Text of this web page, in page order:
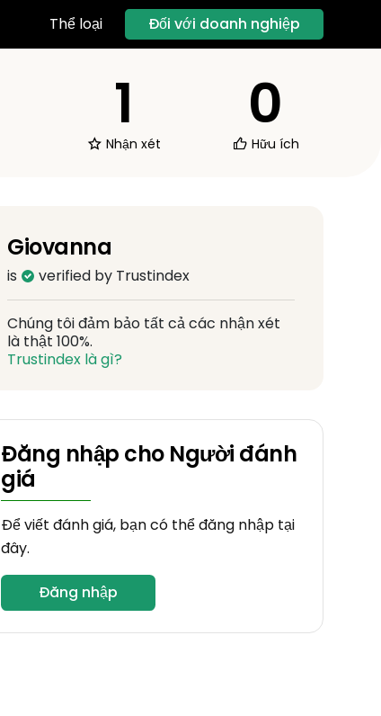
Thể loại Đối với doanh nghiệp
1
Nhận xét
0
Hữu ích
Giovanna
is verified by Trustindex
Chúng tôi đảm bảo tất cả các nhận xét
là thật 100%.
Trustindex là gì?
Đăng nhập cho Người đánh
giá
Để viết đánh giá, bạn có thể đăng nhập tại
đây.
Đăng nhập